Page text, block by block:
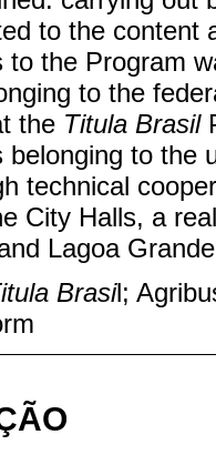
to the content
to the Program
to the
the Titula Brasil
belonging to the
technical
City Halls, a
Lagoa
Brasil;